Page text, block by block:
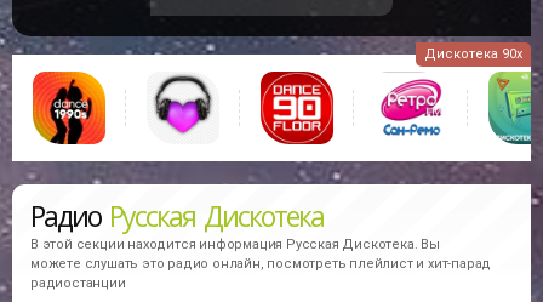
Дискотека 90х
Радио Русская Дискотека
В этой секции находится информация Русская Дискотека. Вы
можете слушать это радио онлайн, посмотреть плейлист и хит-парад
радиостанции